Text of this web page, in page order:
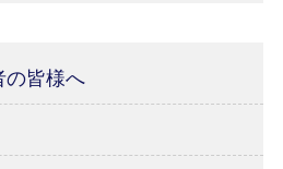
の皆様へ